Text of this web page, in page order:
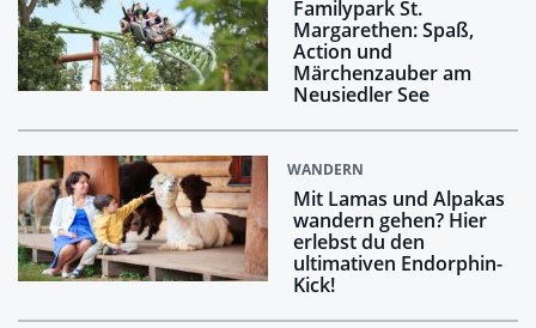
Familypark St.
Margarethen: Spaß,
Action und
Märchenzauber am
Neusiedler See
WANDERN
Mit Lamas und Alpakas
wandern gehen? Hier
erlebst du den
ultimativen Endorphin-
Kick!